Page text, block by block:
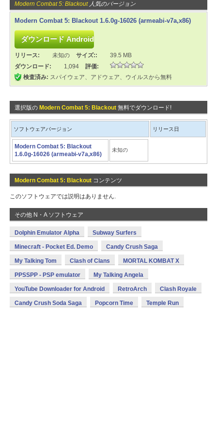
Modern Combat 5: Blackout人気のバージョン
Modern Combat 5: Blackout 1.6.0g-16026 (armeabi-v7a,x86)
リリース: 未知の サイズ::
39.5 MB
ダウンロード:
1,094
評価:
検査済み: スパイウェア、アドウェア、ウイルスから無料
選択版の Modern Combat 5: Blackout 無料でダウンロード!
ソフトウェアバージョン リリース日
Modern Combat 5: Blackout
1.6.0g-16026 (armeabi-v7a,x86)
未知の
Modern Combat 5: Blackout コンテンツ
このソフトウェアでは説明はありません.
その他 N・A ソフトウェア
Dolphin Emulator Alpha Subway Surfers
Minecraft - Pocket Ed. Demo Candy Crush Saga
My Talking Tom Clash of Clans MORTAL KOMBAT X
PPSSPP - PSP emulator My Talking Angela
YouTube Downloader for Android RetroArch Clash Royale
Candy Crush Soda Saga Popcorn Time Temple Run